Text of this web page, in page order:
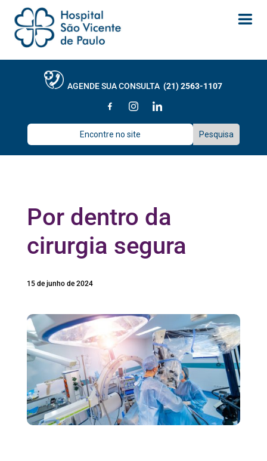
AGENDE SUA CONSULTA(21) 2563-1107
Por dentro da
cirurgia segura
15 de junho de 2024